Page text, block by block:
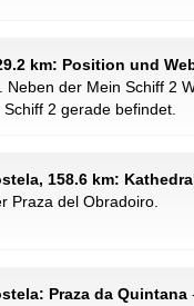
km: Position und
der Mein Schiff 2
2 gerade befindet.
158.6 km:
Praza del Obradoiro.
Praza da Quintana